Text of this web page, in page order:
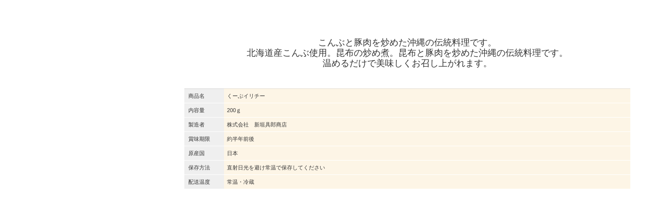
こんぶと豚肉を炒めた沖縄の伝統料理です。
北海道産こんぶ使用。昆布の炒め煮。昆布と豚肉を炒めた沖縄の伝統料理です。
温めるだけで美味しくお召し上がれます。
商品名 くーぶイリチー
内容量 200ｇ
製造者 株式会社 新垣具郎商店
賞味期限 約半年前後
原産国 日本
保存方法 直射日光を避け常温で保存してください
配送温度 常温・冷蔵